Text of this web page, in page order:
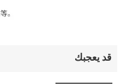
قد يعجبك